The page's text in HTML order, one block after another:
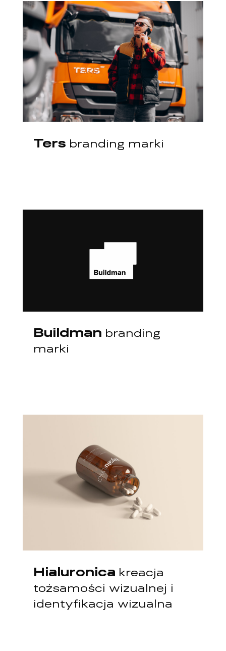
Ters branding marki
Buildman branding
marki
Hialuronica kreacja
tożsamości wizualnej i
identyfikacja wizualna